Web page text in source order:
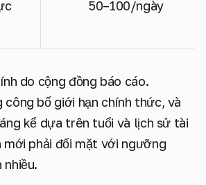
50–100/ngày
do cộng đồng báo cáo.
công bố giới hạn chính thức, và
kể dựa trên tuổi và lịch sử tài
mới phải đối mặt với ngưỡng